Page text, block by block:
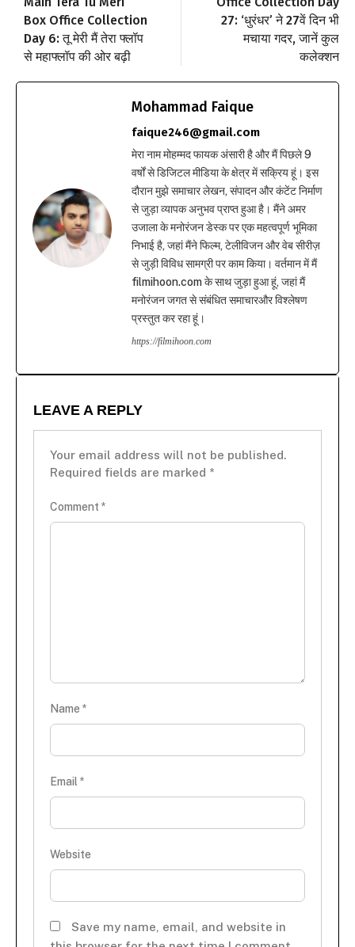
Box Office Collection
Day 6: तू मेरी मैं तेरा फ्लॉप
से महाफ्लॉप की ओर बढ़ी
27: ‘धुरंधर’ ने 27वें दिन भी
मचाया गदर, जानें कुल
कलेक्शन
Mohammad Faique
faique246@gmail.com
मेरा नाम मोहम्मद फायक अंसारी है और मैं पिछले 9
वर्षों से डिजिटल मीडिया के क्षेत्र में सक्रिय हूं। इस
दौरान मुझे समाचार लेखन, संपादन और कंटेंट निर्माण
से जुड़ा व्यापक अनुभव प्राप्त हुआ है। मैंने अमर
उजाला के मनोरंजन डेस्क पर एक महत्वपूर्ण भूमिका
निभाई है, जहां मैंने फिल्म, टेलीविजन और वेब सीरीज़
से जुड़ी विविध सामग्री पर काम किया। वर्तमान में मैं
filmihoon.com के साथ जुड़ा हुआ हूं, जहां मैं
मनोरंजन जगत से संबंधित समाचारऔर विश्लेषण
प्रस्तुत कर रहा हूं।
https://filmihoon.com
LEAVE A REPLY
Your email address will not be published.
Required fields are marked *
Comment *
Name *
Email *
Website
Save my name, email, and website in